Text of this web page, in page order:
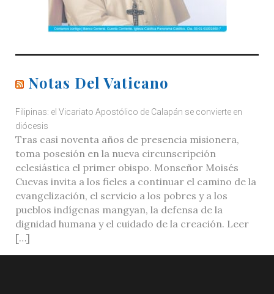
Notas Del Vaticano
Filipinas: el Vicariato Apostólico de Calapán se convierte en
diócesis
Tras casi noventa años de presencia misionera,
toma posesión en la nueva circunscripción
eclesiástica el primer obispo. Monseñor Moisés
Cuevas invita a los fieles a continuar el camino de la
evangelización, el servicio a los pobres y a los
pueblos indígenas mangyan, la defensa de la
dignidad humana y el cuidado de la creación. Leer
[…]